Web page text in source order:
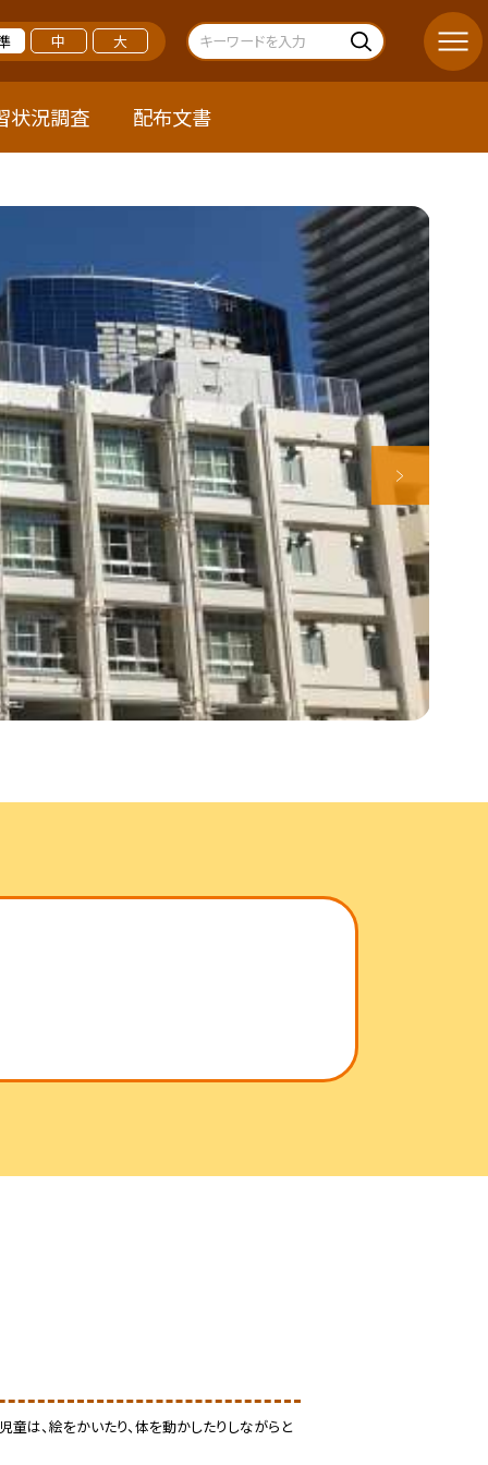
中 大
状況調査 配布文書
は、絵をかいたり、体を動かしたりしながらと